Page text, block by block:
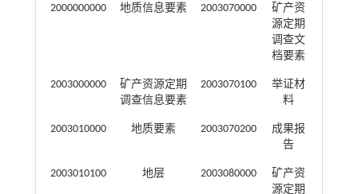
2000000000 地质信息要素 2003070000
矿产资
源定期
调查文
档要素
2003000000
矿产资源定期
调查信息要素
2003070100
举证材
料
2003010000 地质要素 2003070200
成果报
告
2003010100 地层 2003080000
矿产资
源定期